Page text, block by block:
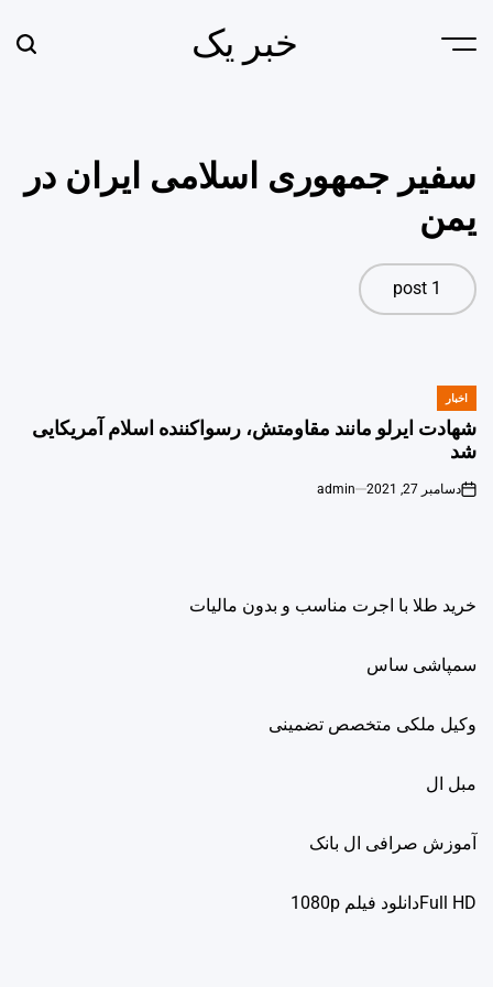
Menu خبر یک
سفیر جمهوری اسلامی ایران در
یمن
1 post
POSTED
IN
اخبار
شهادت ایرلو مانند مقاومتش، رسواکننده اسلام آمریکایی
شد
on
دسامبر 27, 2021 admin
خرید طلا با اجرت مناسب و بدون مالیات
سمپاشی ساس
وکیل ملکی متخصص تضمینی
مبل ال
آموزش صرافی ال بانک
Full HDدانلود فيلم 1080p